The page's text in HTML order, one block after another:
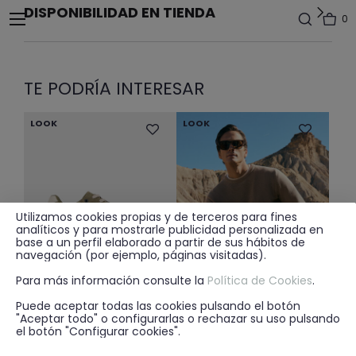
0
DISPONIBILIDAD EN TIENDA
TE PODRÍA INTERESAR
LOOK
25.95€
+ 3
LOOK
Price reduced from
to
Utilizamos cookies propias y de terceros para fines
analíticos y para mostrarle publicidad personalizada en
base a un perfil elaborado a partir de sus hábitos de
navegación (por ejemplo, páginas visitadas).
Para más información consulte la Política de Cookies.
Puede aceptar todas las cookies pulsando el botón
"Aceptar todo" o configurarlas o rechazar su uso pulsando
el botón "Configurar cookies".